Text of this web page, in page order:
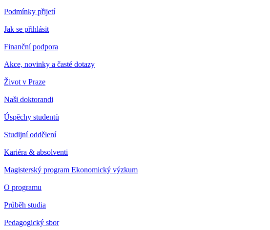
Podmínky přijetí
Jak se přihlásit
Finanční podpora
Akce, novinky a časté dotazy
Život v Praze
Naši doktorandi
Úspěchy studentů
Studijní oddělení
Kariéra & absolventi
Magisterský program Ekonomický výzkum
O programu
Průběh studia
Pedagogický sbor